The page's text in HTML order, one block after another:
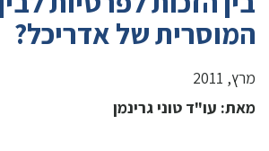
המוסרית של אדריכל?
מרץ, 2011
מאת: עו"ד טוני גרינמן